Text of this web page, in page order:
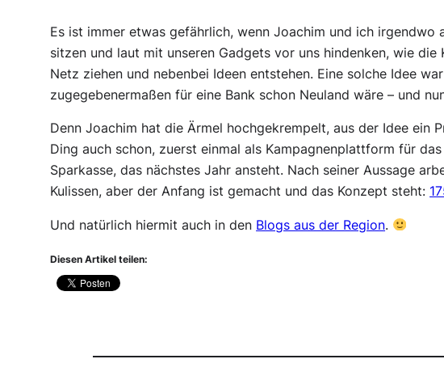
Es ist immer etwas gefährlich, wenn Joachim und ich irgendwo
sitzen und laut mit unseren Gadgets vor uns hindenken, wie die
Netz ziehen und nebenbei Ideen entstehen. Eine solche Idee
zugegebenermaßen für eine Bank schon Neuland wäre – und
Denn Joachim hat die Ärmel hochgekrempelt, aus der Idee ein
Ding auch schon, zuerst einmal als Kampagnenplattform für
Sparkasse, das nächstes Jahr ansteht. Nach seiner Aussage
Kulissen, aber der Anfang ist gemacht und das Konzept steht:
Und natürlich hiermit auch in den Blogs aus der Region.
Diesen Artikel teilen: